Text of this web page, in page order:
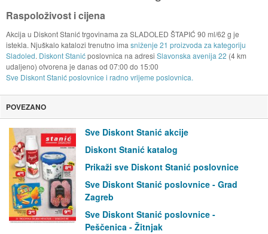
Raspoloživost i cijena
Akcija u Diskont Stanić trgovinama za SLADOLED ŠTAPIĆ 90 ml/62 g je
istekla. Njuškalo katalozi trenutno ima sniženje 21 proizvoda za kategoriju
Sladoled. Diskont Stanićposlovnica na adresi Slavonska avenija 22 (4 km
udaljeno) otvorena je danas od 07:00 do 15:00
Sve Diskont Stanić poslovnice i radno vrijeme poslovnica.
POVEZANO
Sve Diskont Stanić akcije
Diskont Stanić katalog
Prikaži sve Diskont Stanić poslovnice
Sve Diskont Stanić poslovnice - Grad
Zagreb
Sve Diskont Stanić poslovnice -
Peščenica - Žitnjak